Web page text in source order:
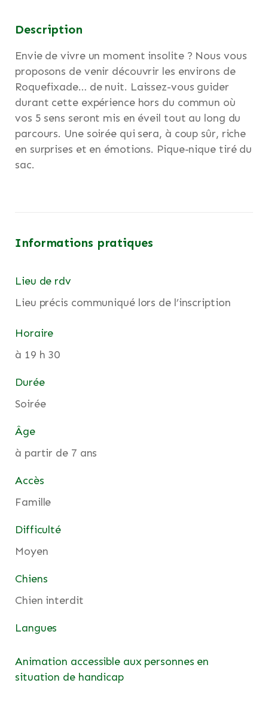
Description
Envie de vivre un moment insolite ? Nous vous
proposons de venir découvrir les environs de
Roquefixade… de nuit. Laissez-vous guider
durant cette expérience hors du commun où
vos 5 sens seront mis en éveil tout au long du
parcours. Une soirée qui sera, à coup sûr, riche
en surprises et en émotions. Pique-nique tiré du
sac.
Informations pratiques
Lieu de rdv
Lieu précis communiqué lors de l’inscription
Horaire
à 19 h 30
Durée
Soirée
Âge
à partir de 7 ans
Accès
Famille
Difficulté
Moyen
Chiens
Chien interdit
Langues
Animation accessible aux personnes en
situation de handicap